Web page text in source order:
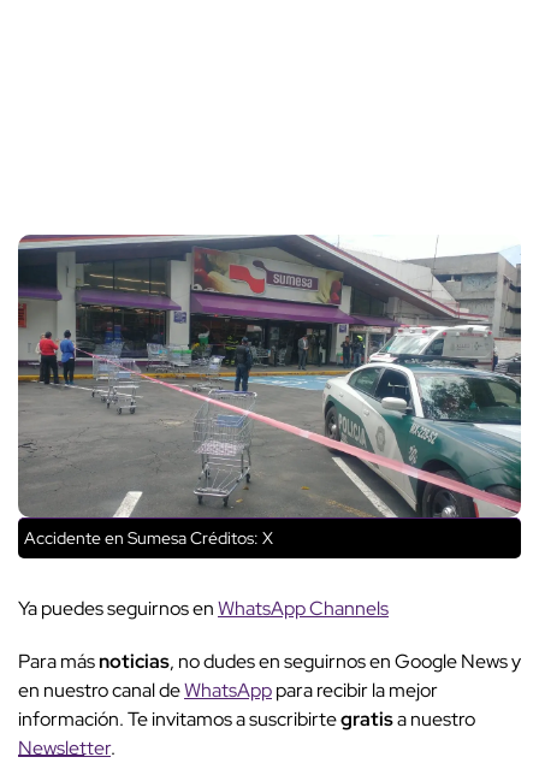
Accidente en SumesaCréditos: X
Ya puedes seguirnos enWhatsApp Channels
Para másnoticias, no dudes en seguirnos en Google News y
en nuestro canal deWhatsApppara recibir la mejor
información. Te invitamos a suscribirtegratisa nuestro
Newsletter.